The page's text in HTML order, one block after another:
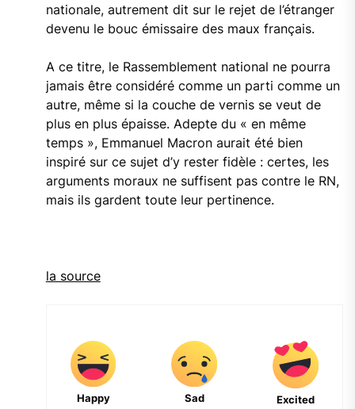
nationale, autrement dit sur le rejet de l’étranger
devenu le bouc émissaire des maux français.
A ce titre, le Rassemblement national ne pourra
jamais être considéré comme un parti comme un
autre, même si la couche de vernis se veut de
plus en plus épaisse. Adepte du « en même
temps », Emmanuel Macron aurait été bien
inspiré sur ce sujet d’y rester fidèle : certes, les
arguments moraux ne suffisent pas contre le RN,
mais ils gardent toute leur pertinence.
la source
Happy Sad Excited